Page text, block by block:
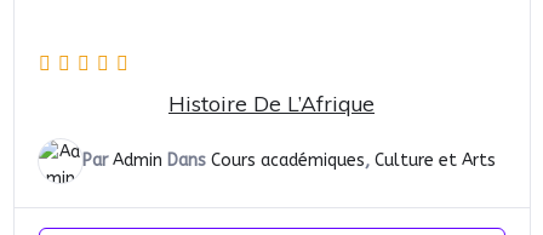
Histoire De L’Afrique
ParAdmin Dans Cours académiques, Culture et Arts